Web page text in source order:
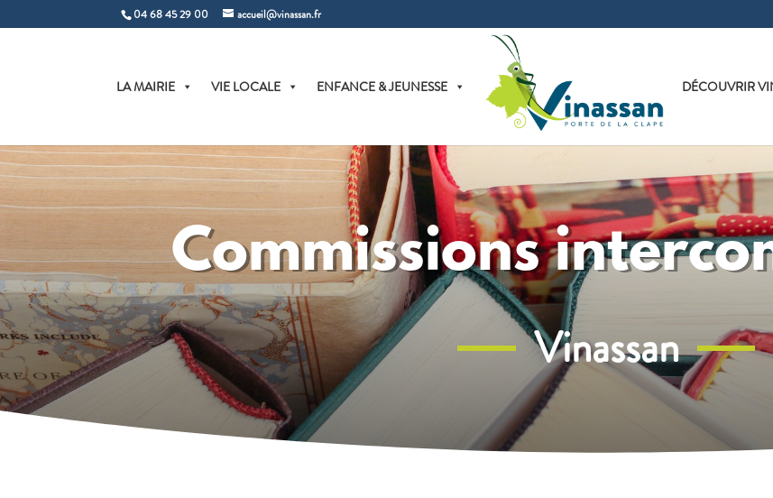
04 68 45 29 00 accueil@vinassan.fr
LA MAIRIE VIE LOCALE ENFANCE & JEUNESSE DÉCOUVRIR
Commissions
Vinassan